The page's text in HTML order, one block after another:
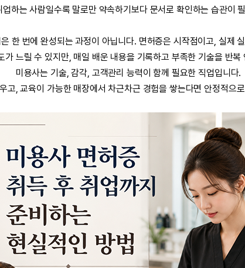
업하는 사람일수록 말로만 약속하기보다 문서로 확인하는 습관이
한 번에 완성되는 과정이 아닙니다. 면허증은 시작점이고, 실제
가 느릴 수 있지만, 매일 배운 내용을 기록하고 부족한 기술을 반
미용사는 기술, 감각, 고객관리 능력이 함께 필요한 직업입니다.
고, 교육이 가능한 매장에서 차근차근 경험을 쌓는다면 안정적으